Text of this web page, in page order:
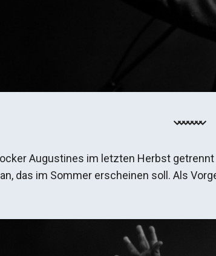
Augustines im letzten Herbst
das im Sommer erscheinen soll. Als